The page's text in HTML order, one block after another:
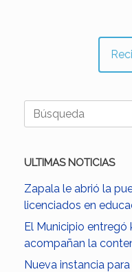
Buscar:
ULTIMAS NOTICIAS
Zapala le abrió la
licenciados en
El Municipio entregó
acompañan la
Nueva instancia